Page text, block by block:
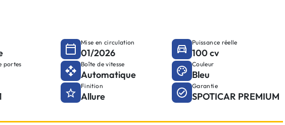
Mise en circulation
01/2026
Puissance réelle
100 cv
portes Boîte de vitesse
Automatique
Couleur
Bleu
Finition
Allure
Garantie
SPOTICAR PREMIUM